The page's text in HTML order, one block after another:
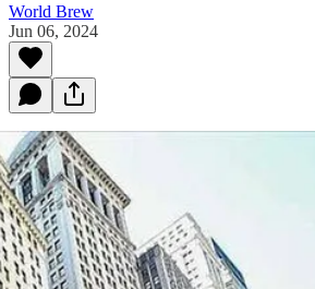
World Brew
Jun 06, 2024